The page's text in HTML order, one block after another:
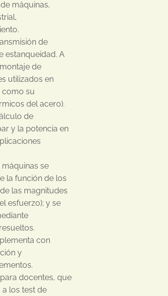
máquinas,
de
estanqueidad. A
de
utilizados en
como su
del acero).
de
y la potencia en
se
la función de los
las magnitudes
esfuerzo); y se
con
y
docentes, que
los test de